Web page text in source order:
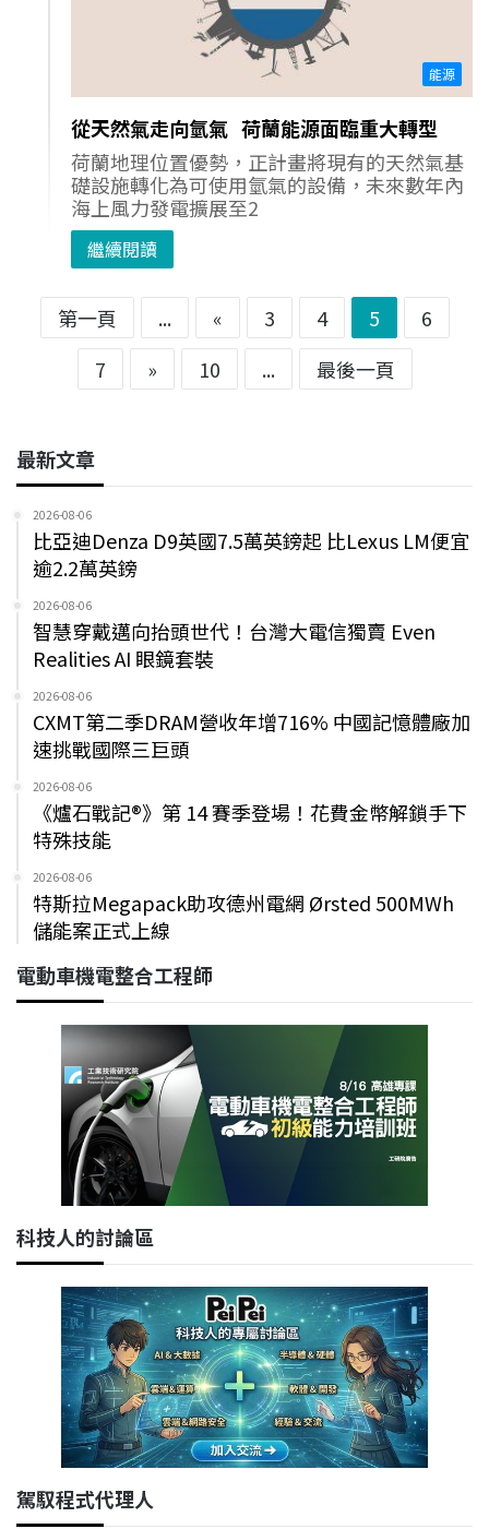
能源
從天然氣走向氫氣 荷蘭能源面臨重大轉型
荷蘭地理位置優勢，正計畫將現有的天然氣基
礎設施轉化為可使用氫氣的設備，未來數年內
海上風力發電擴展至2
繼續閱讀
第一頁 ... « 3 4 5
6
7
» 10 ... 最後一頁
最新文章
2026-08-06
比亞迪Denza D9英國7.5萬英鎊起 比Lexus LM便宜
逾2.2萬英鎊
2026-08-06
智慧穿戴邁向抬頭世代！台灣大電信獨賣 Even
Realities AI 眼鏡套裝
2026-08-06
CXMT第二季DRAM營收年增716% 中國記憶體廠加
速挑戰國際三巨頭
2026-08-06
《爐石戰記®》第 14 賽季登場！花費金幣解鎖手下
特殊技能
2026-08-06
特斯拉Megapack助攻德州電網 Ørsted 500MWh
儲能案正式上線
電動車機電整合工程師
科技人的討論區
駕馭程式代理人